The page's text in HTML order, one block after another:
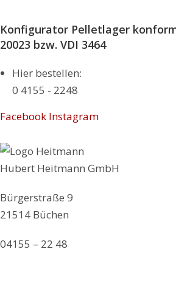
Konfigurator Pelletlager
20023 bzw. VDI 3464
Hier bestellen:
0 4155 - 2248
Facebook Instagram
Hubert Heitmann GmbH
Bürgerstraße 9
21514 Büchen
04155 – 22 48